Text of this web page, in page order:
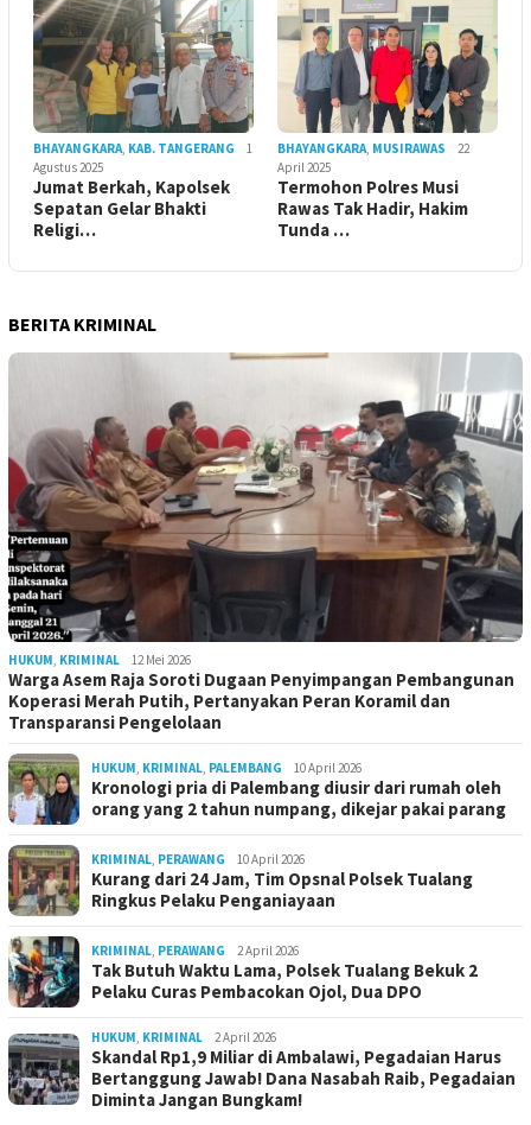
BHAYANGKARA, KAB. TANGERANG
1
Agustus 2025
Jumat Berkah, Kapolsek
Sepatan Gelar Bhakti
Religi…
BHAYANGKARA, MUSIRAWAS
22
April 2025
Termohon Polres Musi
Rawas Tak Hadir, Hakim
Tunda …
BERITA KRIMINAL
HUKUM, KRIMINAL 12 Mei 2026
Warga Asem Raja Soroti Dugaan Penyimpangan Pembangunan
Koperasi Merah Putih, Pertanyakan Peran Koramil dan
Transparansi Pengelolaan
HUKUM, KRIMINAL, PALEMBANG 10 April 2026
Kronologi pria di Palembang diusir dari rumah oleh
orang yang 2 tahun numpang, dikejar pakai parang
KRIMINAL, PERAWANG 10 April 2026
Kurang dari 24 Jam, Tim Opsnal Polsek Tualang
Ringkus Pelaku Penganiayaan
KRIMINAL, PERAWANG 2 April 2026
Tak Butuh Waktu Lama, Polsek Tualang Bekuk 2
Pelaku Curas Pembacokan Ojol, Dua DPO
HUKUM, KRIMINAL 2 April 2026
Skandal Rp1,9 Miliar di Ambalawi, Pegadaian Harus
Bertanggung Jawab! Dana Nasabah Raib, Pegadaian
Diminta Jangan Bungkam!